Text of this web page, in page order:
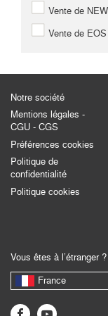
Vente de
Vente de EOS
Notre société
Mentions légales -
CGU - CGS
Préférences cookies
Politique de
confidentialité
Politique cookies
Vous êtes à l’étranger
France